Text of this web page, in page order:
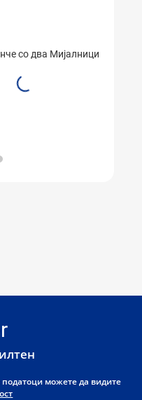
со два Мијалници
податоци можете да видите